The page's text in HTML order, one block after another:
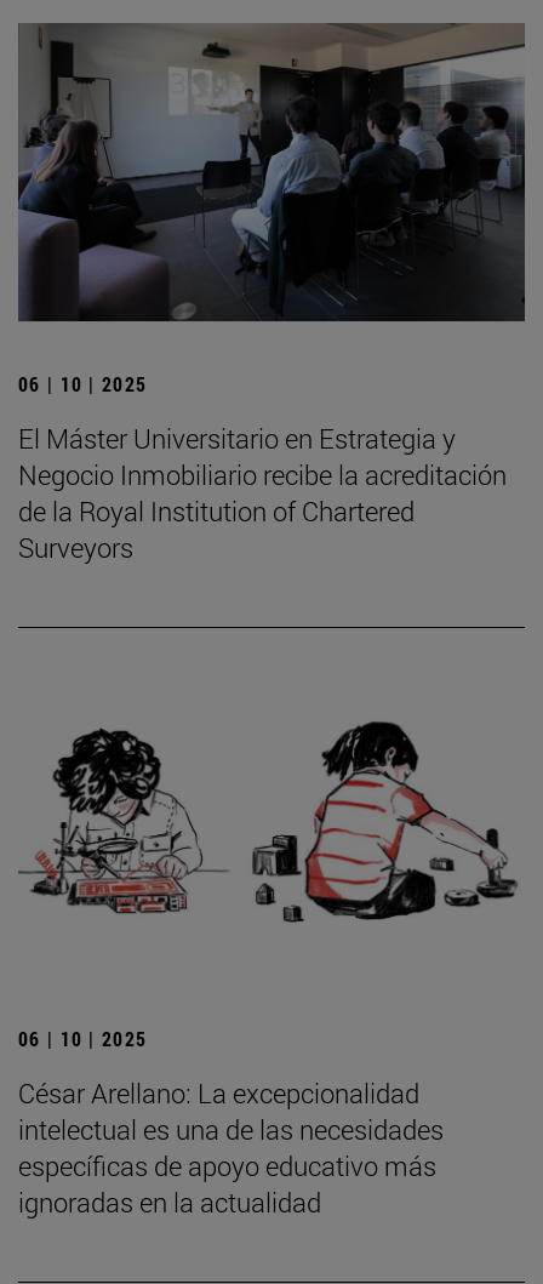
06 | 10 | 2025
El Máster Universitario en Estrategia y
Negocio Inmobiliario recibe la acreditación
de la Royal Institution of Chartered
Surveyors
06 | 10 | 2025
César Arellano: La excepcionalidad
intelectual es una de las necesidades
específicas de apoyo educativo más
ignoradas en la actualidad